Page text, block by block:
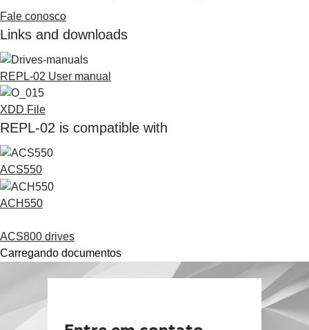
Fale conosco
Links and downloads
REPL-02 User manual
XDD File
REPL-02 is compatible with
ACS550
ACH550
ACS800 drives
Carregando documentos